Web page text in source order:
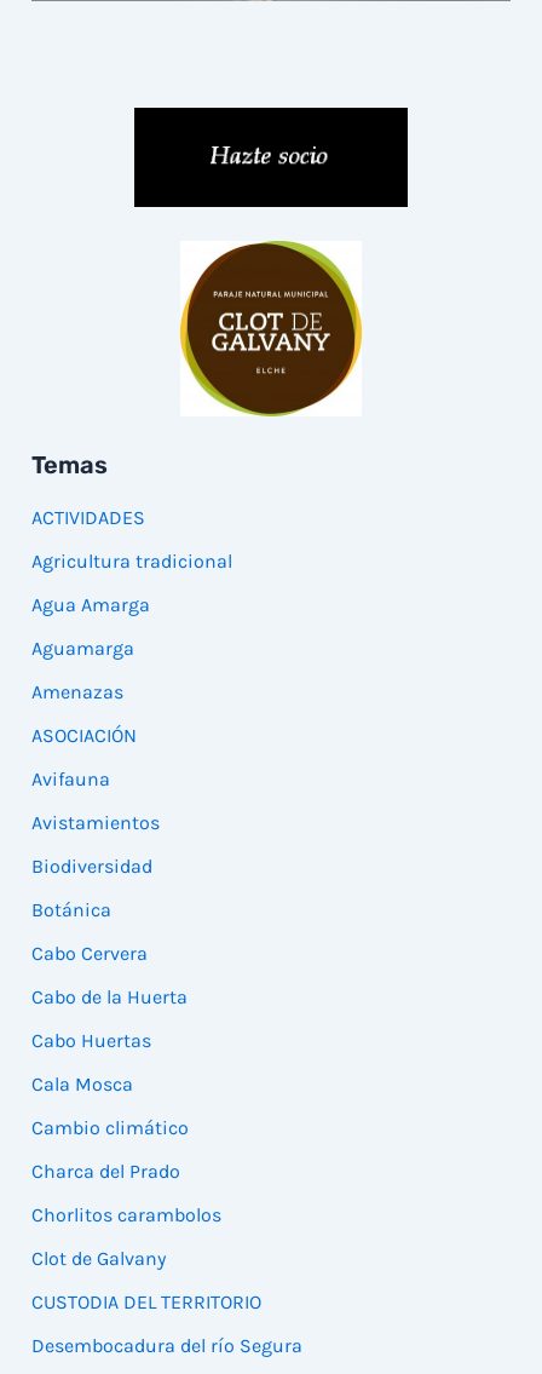
Temas
ACTIVIDADES
Agricultura tradicional
Agua Amarga
Aguamarga
Amenazas
ASOCIACIÓN
Avifauna
Avistamientos
Biodiversidad
Botánica
Cabo Cervera
Cabo de la Huerta
Cabo Huertas
Cala Mosca
Cambio climático
Charca del Prado
Chorlitos carambolos
Clot de Galvany
CUSTODIA DEL TERRITORIO
Desembocadura del río Segura